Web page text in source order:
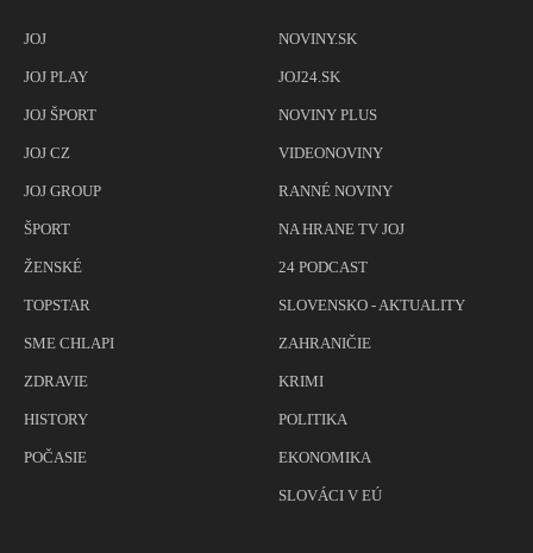
JOJ
JOJ PLAY
JOJ ŠPORT
JOJ CZ
JOJ GROUP
ŠPORT
ŽENSKÉ
TOPSTAR
SME CHLAPI
ZDRAVIE
HISTORY
POČASIE
NOVINY.SK
JOJ24.SK
NOVINY PLUS
VIDEONOVINY
RANNÉ NOVINY
NA HRANE TV JOJ
24 PODCAST
SLOVENSKO - AKTUALITY
ZAHRANIČIE
KRIMI
POLITIKA
EKONOMIKA
SLOVÁCI V EÚ